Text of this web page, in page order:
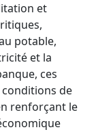
et
potable,
et la
ces
de
renforçant le